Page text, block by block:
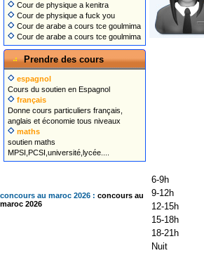
Cour de physique a kenitra
Cour de physique a fuck you
Cour de arabe a cours tce goulmima
Cour de arabe a cours tce goulmima
Prendre des cours
espagnol
Cours du soutien en Espagnol
français
Donne cours particuliers français,
anglais et économie tous niveaux
maths
soutien maths
MPSI,PCSI,université,lycée....
concours au maroc 2026 : concours au
maroc 2026
6-9h
9-12h
12-15h
15-18h
18-21h
Nuit